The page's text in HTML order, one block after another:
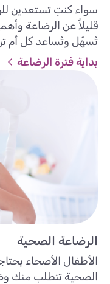
سواء كنتِ تستعدين
قليلاً عن الرضاعة
تُسهّل وتُساعد كل أم
بداية فترة الرضاعة
الرضاعة الصحية
الأطفال الأصحاء
الصحية تتطلب منك